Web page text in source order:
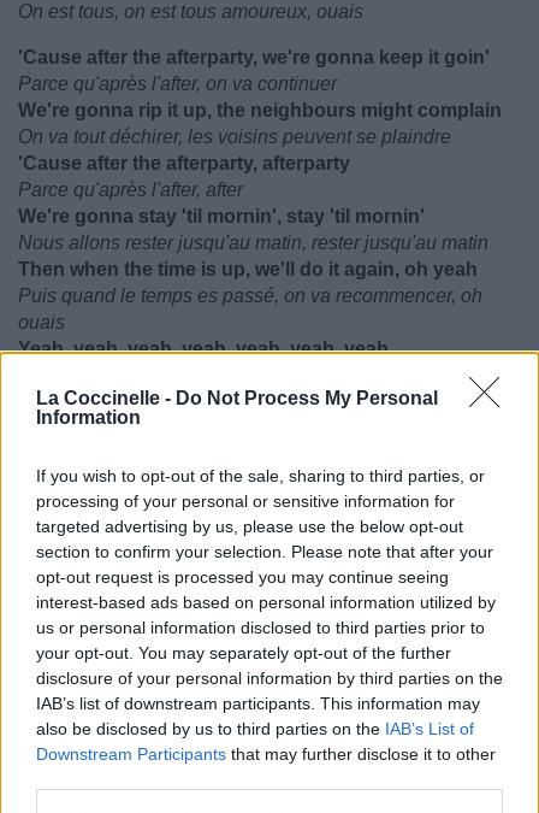
La Coccinelle - Do Not Process My Personal
Information
If you wish to opt-out of the sale, sharing to third parties, or
processing of your personal or sensitive information for
targeted advertising by us, please use the below opt-out
section to confirm your selection. Please note that after your
opt-out request is processed you may continue seeing
interest-based ads based on personal information utilized by
us or personal information disclosed to third parties prior to
your opt-out. You may separately opt-out of the further
disclosure of your personal information by third parties on the
IAB’s list of downstream participants. This information may
also be disclosed by us to third parties on the IAB’s List of
Downstream Participants that may further disclose it to other
On est tous, on est tous amoureux, ouais
'Cause after the afterparty, we're gonna keep it goin'
Parce qu'après l'after, on va continuer
We're gonna rip it up, the neighbours might complain
On va tout déchirer, les voisins peuvent se plaindre
'Cause after the afterparty, afterparty
Parce qu'après l'after, after
We're gonna stay 'til mornin', stay 'til mornin'
Nous allons rester jusqu'au matin, rester jusqu'au matin
Then when the time is up, we'll do it again, oh yeah
Puis quand le temps es passé, on va recommencer, oh
ouais
Yeah, yeah, yeah, yeah, yeah, yeah, yeah
On est tous, on est tous amoureux, ouais
Du lundi au dimanche à notre sauce
RiRi on replay, cheers to the weekday
RiRi en boucle, à la vôtre pour la semaine
We're all in, we're all in love, yeah
On est tous, on est tous amoureux, ouais
__________
(1) After : moment après une fête, ou un événement, ou les
participants continuent à festoyer jusqu'au matin
(1) Studio 54 est une discothèque de New York.
(3) RiRi : Rihanna